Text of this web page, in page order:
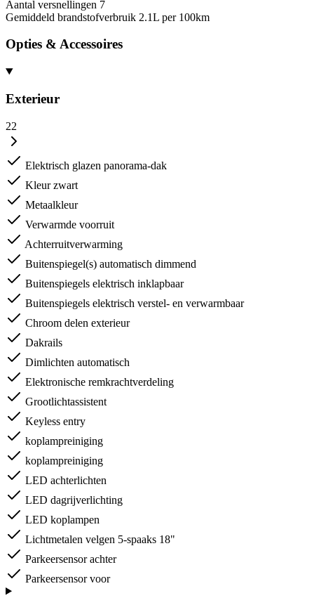
Aantal versnellingen 7
Gemiddeld brandstofverbruik 2.1L per 100km
Opties & Accessoires
Exterieur
22
Elektrisch glazen panorama-dak
Kleur zwart
Metaalkleur
Verwarmde voorruit
Achterruitverwarming
Buitenspiegel(s) automatisch dimmend
Buitenspiegels elektrisch inklapbaar
Buitenspiegels elektrisch verstel- en verwarmbaar
Chroom delen exterieur
Dakrails
Dimlichten automatisch
Elektronische remkrachtverdeling
Grootlichtassistent
Keyless entry
koplampreiniging
koplampreiniging
LED achterlichten
LED dagrijverlichting
LED koplampen
Lichtmetalen velgen 5-spaaks 18"
Parkeersensor achter
Parkeersensor voor